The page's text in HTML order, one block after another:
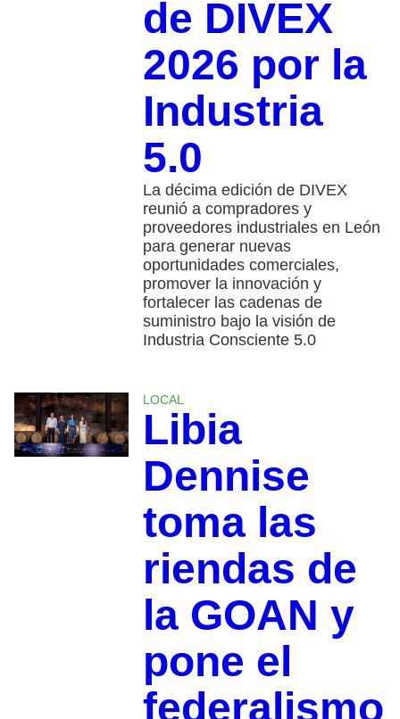
de DIVEX
2026 por la
Industria
5.0
La décima edición de DIVEX
reunió a compradores y
proveedores industriales en León
para generar nuevas
oportunidades comerciales,
promover la innovación y
fortalecer las cadenas de
suministro bajo la visión de
Industria Consciente 5.0
LOCAL
Libia
Dennise
toma las
riendas de
la GOAN y
pone el
federalismo